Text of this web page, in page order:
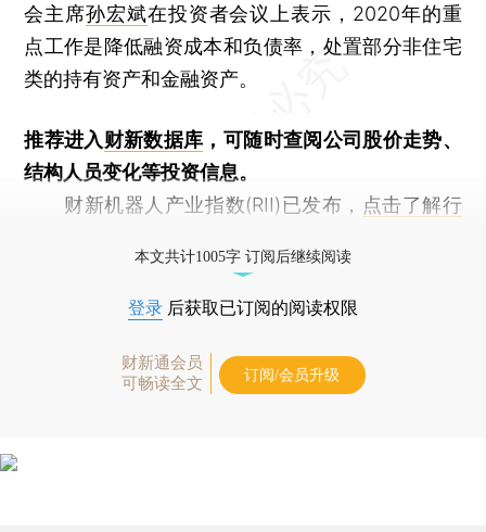
会主席孙宏斌在投资者会议上表示，2020年的重
点工作是降低融资成本和负债率，处置部分非住宅
类的持有资产和金融资产。
推荐进入财新数据库 ，可随时查阅公司股价走势、
结构人员变化等投资信息。
财新机器人产业指数(RII)已发布， 点击了解行
本文共计1005字 订阅后继续阅读
登录 后获取已订阅的阅读权限
财新通会员
可畅读全文
订阅/会员升级